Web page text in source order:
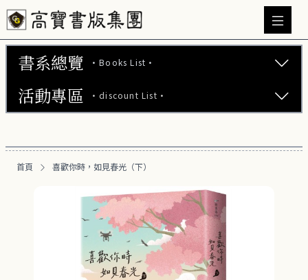
書系總覽 ·Books List·
文學小說 (737)
醫療保健 (55)
親子教養 (13)
人文史哲 (73)
活動專區 ·discount List·
【2本7折】高寶小說系列全圖鑑書展
【2套7折】高寶小說系列全圖鑑書展
【66折】高寶小說系列全圖鑑書展
首頁 喜歡你時，如見春光（下）